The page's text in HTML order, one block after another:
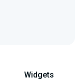
Widgets